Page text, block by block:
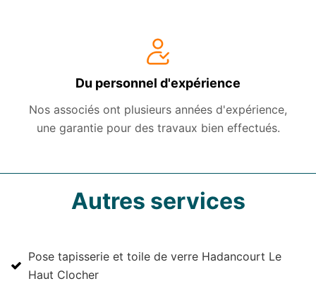
Du personnel d'expérience
Nos associés ont plusieurs années d'expérience,
une garantie pour des travaux bien effectués.
Autres services
Pose tapisserie et toile de verre Hadancourt Le
Haut Clocher